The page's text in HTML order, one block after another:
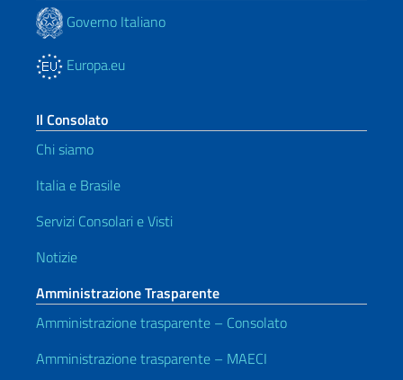
Governo Italiano
Europa.eu
Il Consolato
Chi siamo
Italia e Brasile
Servizi Consolari e Visti
Notizie
Amministrazione Trasparente
Amministrazione trasparente – Consolato
Amministrazione trasparente – MAECI